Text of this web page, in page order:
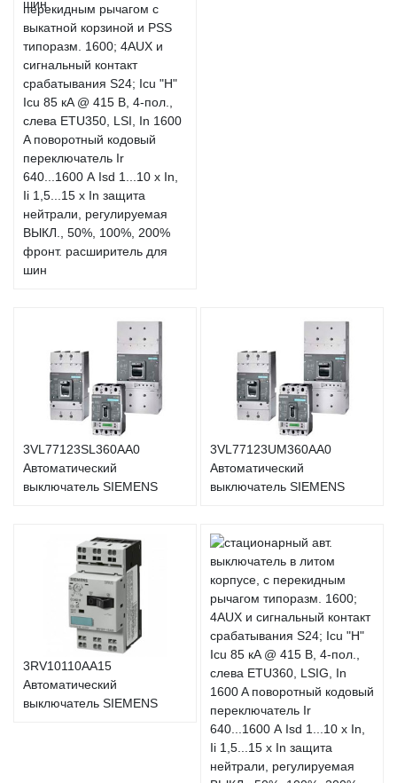
перекидным рычагом с
выкатной корзиной и PSS
типоразм. 1600; 4AUX и
сигнальный контакт
срабатывания S24; Icu "H"
Icu 85 кA @ 415 В, 4-пол.,
слева ETU350, LSI, In 1600
A поворотный кодовый
переключатель Ir
640...1600 А Isd 1...10 x In,
Ii 1,5...15 x In защита
нейтрали, регулируемая
ВЫКЛ., 50%, 100%, 200%
фронт. расширитель для
шин
3VL77123SL360AA0
Автоматический
выключатель SIEMENS
3VL77123UM360AA0
Автоматический
выключатель SIEMENS
3RV10110AA15
Автоматический
выключатель SIEMENS